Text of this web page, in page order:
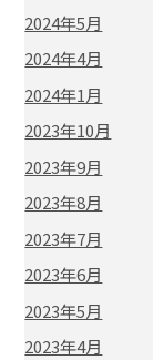
2024年5月
2024年4月
2024年1月
2023年10月
2023年9月
2023年8月
2023年7月
2023年6月
2023年5月
2023年4月